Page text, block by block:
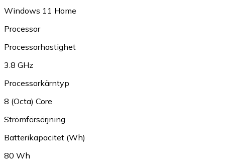
Windows 11 Home
Processor
Processorhastighet
3.8 GHz
Processorkärntyp
8 (Octa) Core
Strömförsörjning
Batterikapacitet (Wh)
80 Wh